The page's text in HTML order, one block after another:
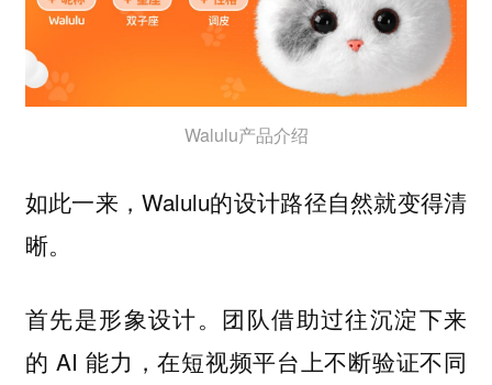
Walulu产品介绍
如此一来，Walulu的设计路径自然就变得清
晰。
首先是形象设计。团队借助过往沉淀下来
的 AI 能力，在短视频平台上不断验证不同